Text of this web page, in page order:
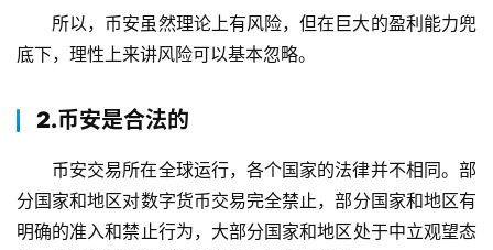
所以，币安虽然理论上有风险，但在巨大的盈利能力兜
底下，理性上来讲风险可以基本忽略。
2.币安是合法的
币安交易所在全球运行，各个国家的法律并不相同。部
分国家和地区对数字货币交易完全禁止，部分国家和地区有
明确的准入和禁止行为，大部分国家和地区处于中立观望态